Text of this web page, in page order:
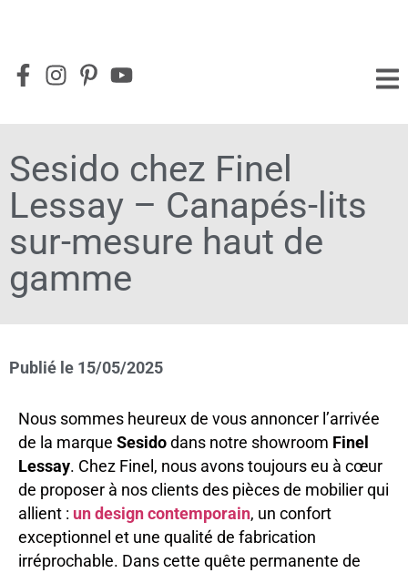
Sesido chez Finel
Lessay – Canapés-lits
sur-mesure haut de
gamme
Publié le 15/05/2025
Nous sommes heureux de vous annoncer l’arrivée
de la marque Sesido dans notre showroom Finel
Lessay. Chez Finel, nous avons toujours eu à cœur
de proposer à nos clients des pièces de mobilier qui
allient : un design contemporain, un confort
exceptionnel et une qualité de fabrication
irréprochable. Dans cette quête permanente de